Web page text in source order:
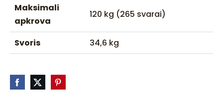
Maksimali
apkrova
120 kg (265 svarai)
Svoris 34,6 kg